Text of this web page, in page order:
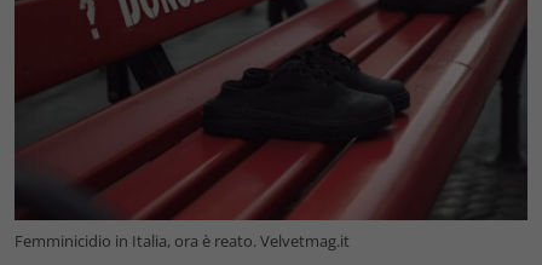
Femminicidio in Italia, ora è reato. Velvetmag.it